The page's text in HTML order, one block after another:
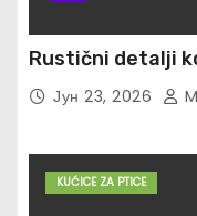
Rustični detalji
Јун 23, 2026
KUĆICE ZA PTICE